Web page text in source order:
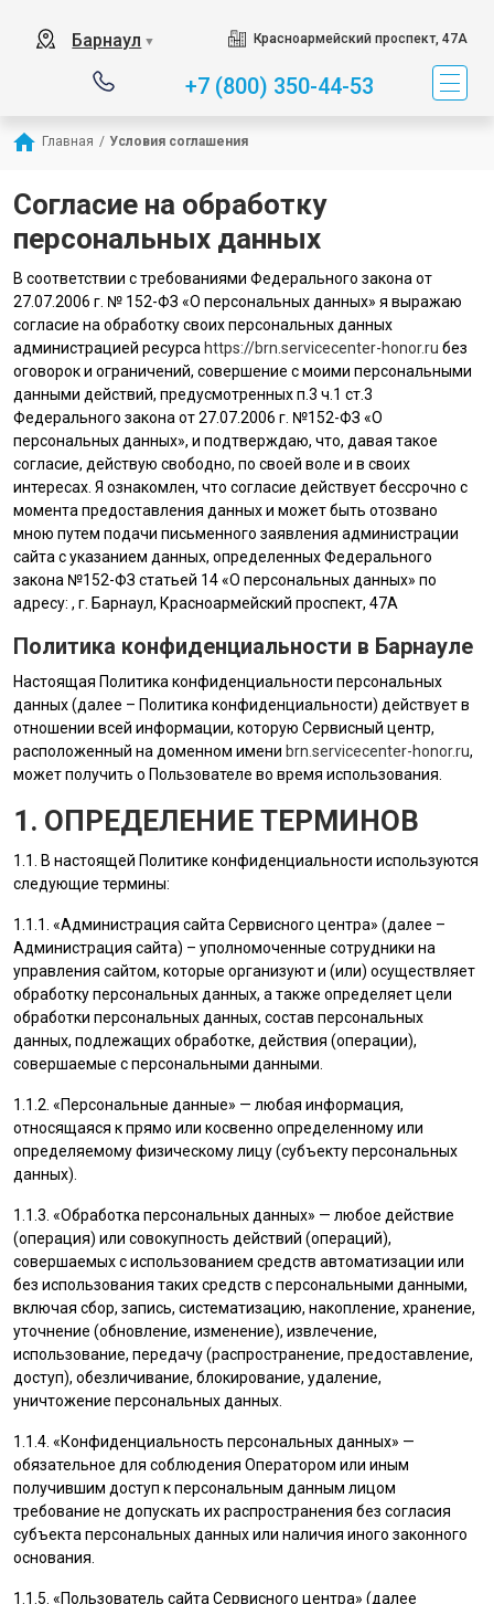
Барнаул ▼ Красноармейский проспект, 47А
+7 (800) 350-44-53
Главная / Условия соглашения
Согласие на обработку
персональных данных
В соответствии с требованиями Федерального закона от
27.07.2006 г. № 152-ФЗ «О персональных данных» я выражаю
согласие на обработку своих персональных данных
администрацией ресурса https://brn.servicecenter-honor.ru без
оговорок и ограничений, совершение с моими персональными
данными действий, предусмотренных п.3 ч.1 ст.3
Федерального закона от 27.07.2006 г. №152-ФЗ «О
персональных данных», и подтверждаю, что, давая такое
согласие, действую свободно, по своей воле и в своих
интересах. Я ознакомлен, что согласие действует бессрочно с
момента предоставления данных и может быть отозвано
мною путем подачи письменного заявления администрации
сайта с указанием данных, определенных Федерального
закона №152-ФЗ статьей 14 «О персональных данных» по
адресу: , г. Барнаул, Красноармейский проспект, 47А
Политика конфиденциальности в Барнауле
Настоящая Политика конфиденциальности персональных
данных (далее – Политика конфиденциальности) действует в
отношении всей информации, которую Сервисный центр,
расположенный на доменном имени brn.servicecenter-honor.ru,
может получить о Пользователе во время использования.
1. ОПРЕДЕЛЕНИЕ ТЕРМИНОВ
1.1. В настоящей Политике конфиденциальности используются
следующие термины:
1.1.1. «Администрация сайта Сервисного центра» (далее –
Администрация сайта) – уполномоченные сотрудники на
управления сайтом, которые организуют и (или) осуществляет
обработку персональных данных, а также определяет цели
обработки персональных данных, состав персональных
данных, подлежащих обработке, действия (операции),
совершаемые с персональными данными.
1.1.2. «Персональные данные» — любая информация,
относящаяся к прямо или косвенно определенному или
определяемому физическому лицу (субъекту персональных
данных).
1.1.3. «Обработка персональных данных» — любое действие
(операция) или совокупность действий (операций),
совершаемых с использованием средств автоматизации или
без использования таких средств с персональными данными,
включая сбор, запись, систематизацию, накопление, хранение,
уточнение (обновление, изменение), извлечение,
использование, передачу (распространение, предоставление,
доступ), обезличивание, блокирование, удаление,
уничтожение персональных данных.
1.1.4. «Конфиденциальность персональных данных» —
обязательное для соблюдения Оператором или иным
получившим доступ к персональным данным лицом
требование не допускать их распространения без согласия
субъекта персональных данных или наличия иного законного
основания.
1.1.5. «Пользователь сайта Сервисного центра» (далее